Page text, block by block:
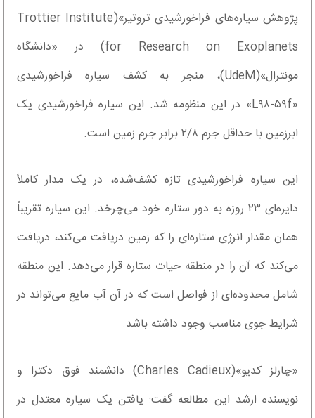
پژوهش سیاره‌های فراخورشیدی تروتیر»(Trottier Institute
for Research on Exoplanets) در «دانشگاه
مونترال»(UdeM)، منجر به کشف سیاره فراخورشیدی
«L۹۸-۵۹f» در این منظومه شد. این سیاره فراخورشیدی یک
ابرزمین با حداقل جرم ۲/۸ برابر جرم زمین است.
این سیاره فراخورشیدی تازه کشف‌شده، در یک مدار کاملاً
دایره‌ای ۲۳ روزه به دور ستاره خود می‌چرخد. این سیاره تقریباً
همان مقدار انرژی ستاره‌ای را که زمین دریافت می‌کند، دریافت
می‌کند که آن را در منطقه حیات ستاره قرار می‌دهد. این منطقه
شامل محدوده‌ای از فواصل است که در آن آب مایع می‌تواند در
شرایط جوی مناسب وجود داشته باشد.
«چارلز کدیو»(Charles Cadieux) دانشمند فوق دکترا و
نویسنده ارشد این مطالعه گفت: یافتن یک سیاره معتدل در